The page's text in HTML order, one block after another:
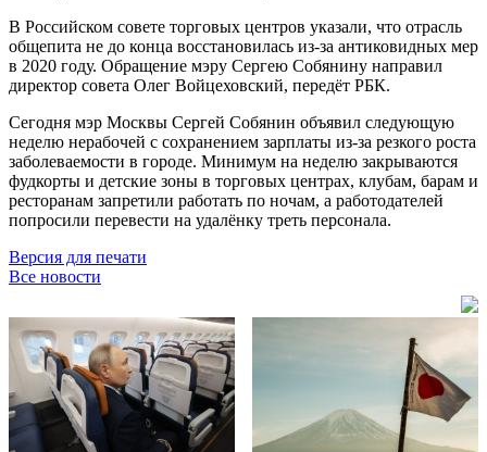
В Российском совете торговых центров указали, что отрасль
общепита не до конца восстановилась из-за антиковидных мер
в 2020 году. Обращение мэру Сергею Собянину направил
директор совета Олег Войцеховский, передёт РБК.
Сегодня мэр Москвы Сергей Собянин объявил следующую
неделю нерабочей с сохранением зарплаты из-за резкого роста
заболеваемости в городе. Минимум на неделю закрываются
фудкорты и детские зоны в торговых центрах, клубам, барам и
ресторанам запретили работать по ночам, а работодателей
попросили перевести на удалёнку треть персонала.
Версия для печати
Все новости